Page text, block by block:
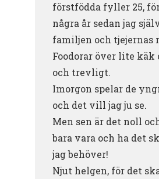
förstfödda fyller 25,
några år sedan jag
familjen och tjejernas
Foodorar över lite käk
och trevligt.
Imorgon spelar de
och det vill jag ju se.
Men sen är det noll
bara vara och ha det
jag behöver!
Njut helgen, för det